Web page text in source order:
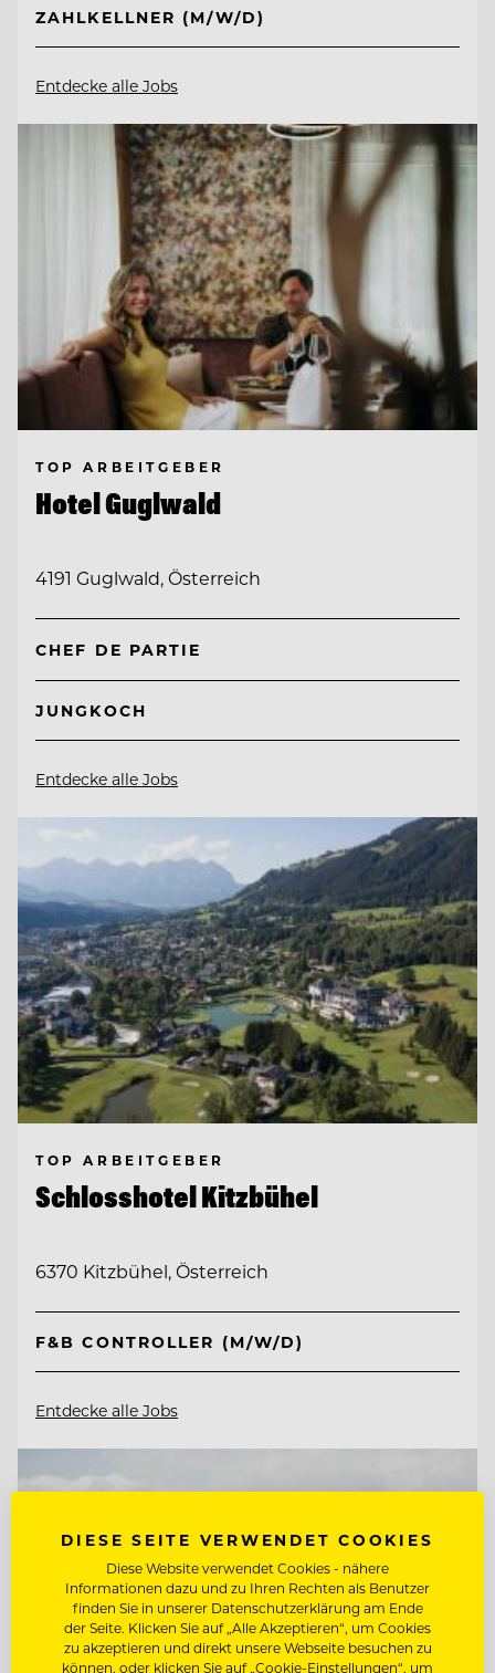
ZAHLKELLNER (M/W/D)
Entdecke alle Jobs
TOP ARBEITGEBER
Hotel Guglwald
4191 Guglwald, Österreich
CHEF DE PARTIE
JUNGKOCH
Entdecke alle Jobs
TOP ARBEITGEBER
Schlosshotel Kitzbühel
6370 Kitzbühel, Österreich
F&B CONTROLLER (M/W/D)
Entdecke alle Jobs
DIESE SEITE VERWENDET COOKIES
Diese Website verwendet Cookies - nähere
Informationen dazu und zu Ihren Rechten als Benutzer
finden Sie in unserer Datenschutzerklärung am Ende
der Seite. Klicken Sie auf „Alle Akzeptieren“, um Cookies
zu akzeptieren und direkt unsere Webseite besuchen zu
können, oder klicken Sie auf „Cookie-Einstellungen“, um